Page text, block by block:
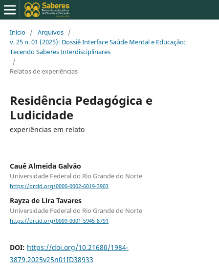
Início / Arquivos /
v. 25 n. 01 (2025): Dossiê Interface Saúde Mental e Educação:
Tecendo Saberes Interdisciplinares
/
Relatos de experiências
Residência Pedagógica e
Ludicidade
experiências em relato
Cauê Almeida Galvão
Universidade Federal do Rio Grande do Norte
https://orcid.org/0000-0002-6019-3903
Rayza de Lira Tavares
Universidade Federal do Rio Grande do Norte
https://orcid.org/0009-0001-5945-8791
DOI: https://doi.org/10.21680/1984-
3879.2025v25n01ID38933